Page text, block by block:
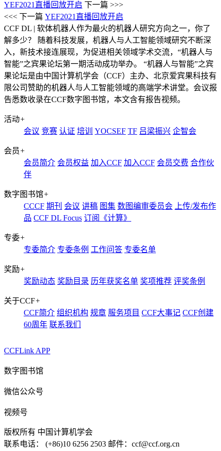
YEF2021直播回放开启 下一篇 >>>
<<< 下一篇 YEF2021直播回放开启
CCF DL | 软体机器人作为最火的机器人研究方向之一，你了
解多少？
随着科技发展，机器人与人工智能领域研究不断深
入，新技术接连展现，为促进相关领域学术交流，“机器人与
智能”之宾果论坛第一期活动成功举办。 “机器人与智能”之宾
果论坛是由中国计算机学会（CCF）主办、北京爱宾果科技有
限公司赞助的机器人与人工智能领域的高端学术讲堂。会议报
告悉数收录在CCF数字图书馆，本文含有报告视频。
活动+
会议 竞赛 认证 培训 YOCSEF TF 吕梁振兴 企智会
会员+
会员简介 会员权益 加入CCF 加入CCF 会员交费 合作伙
伴
数字图书馆+
CCCF 期刊 会议 讲稿 图集 数图编审委员会
上传/发布作
品 CCF DL Focus 订阅《计算》
专委+
专委简介 专委条例 工作问答 专委名单
奖励+
奖励动态 奖励目录 历年获奖名单 奖项推荐 评奖条例
关于CCF+
CCF简介 组织机构 规章 服务项目 CCF大事记 CCF创建
60周年 联系我们
CCFLink APP
数字图书馆
微信公众号
视频号
版权所有 中国计算机学会
联系电话： (+86)10 6256 2503 邮件：ccf@ccf.org.cn